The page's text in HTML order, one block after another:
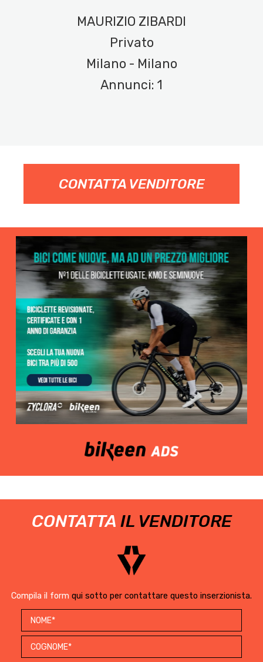
MAURIZIO ZIBARDI
Privato
Milano - Milano
Annunci: 1
CONTATTA VENDITORE
CONTATTA IL VENDITORE
Compila il form qui sotto per contattare questo inserzionista.